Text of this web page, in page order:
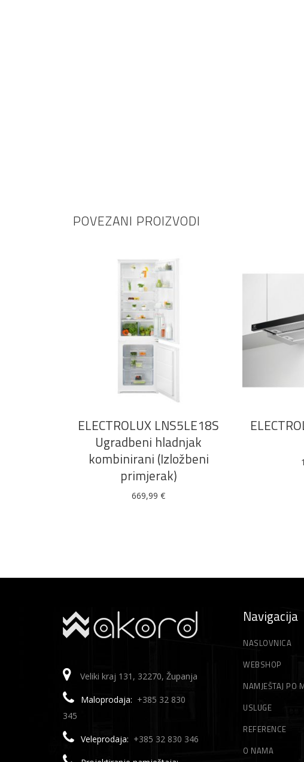
POVEZANI PROIZVODI
DODAJ U KOŠARICU
ELECTROLUX LNS5LE18S
Ugradbeni hladnjak
kombinirani (Izložbeni
primjerak)
669,99€
Veliki kraj 131, 32270, Županja
Maloprodaja: +385 32 830
345
Veleprodaja: +385 32 830 346
Navigacija
NASLOVNICA
WEBSHOP
NAMJEŠTAJ PO
USLUGE
REFERENCE
O NAMA